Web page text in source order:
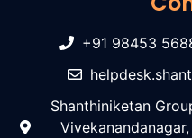
+91 98453
Shanthiniketan